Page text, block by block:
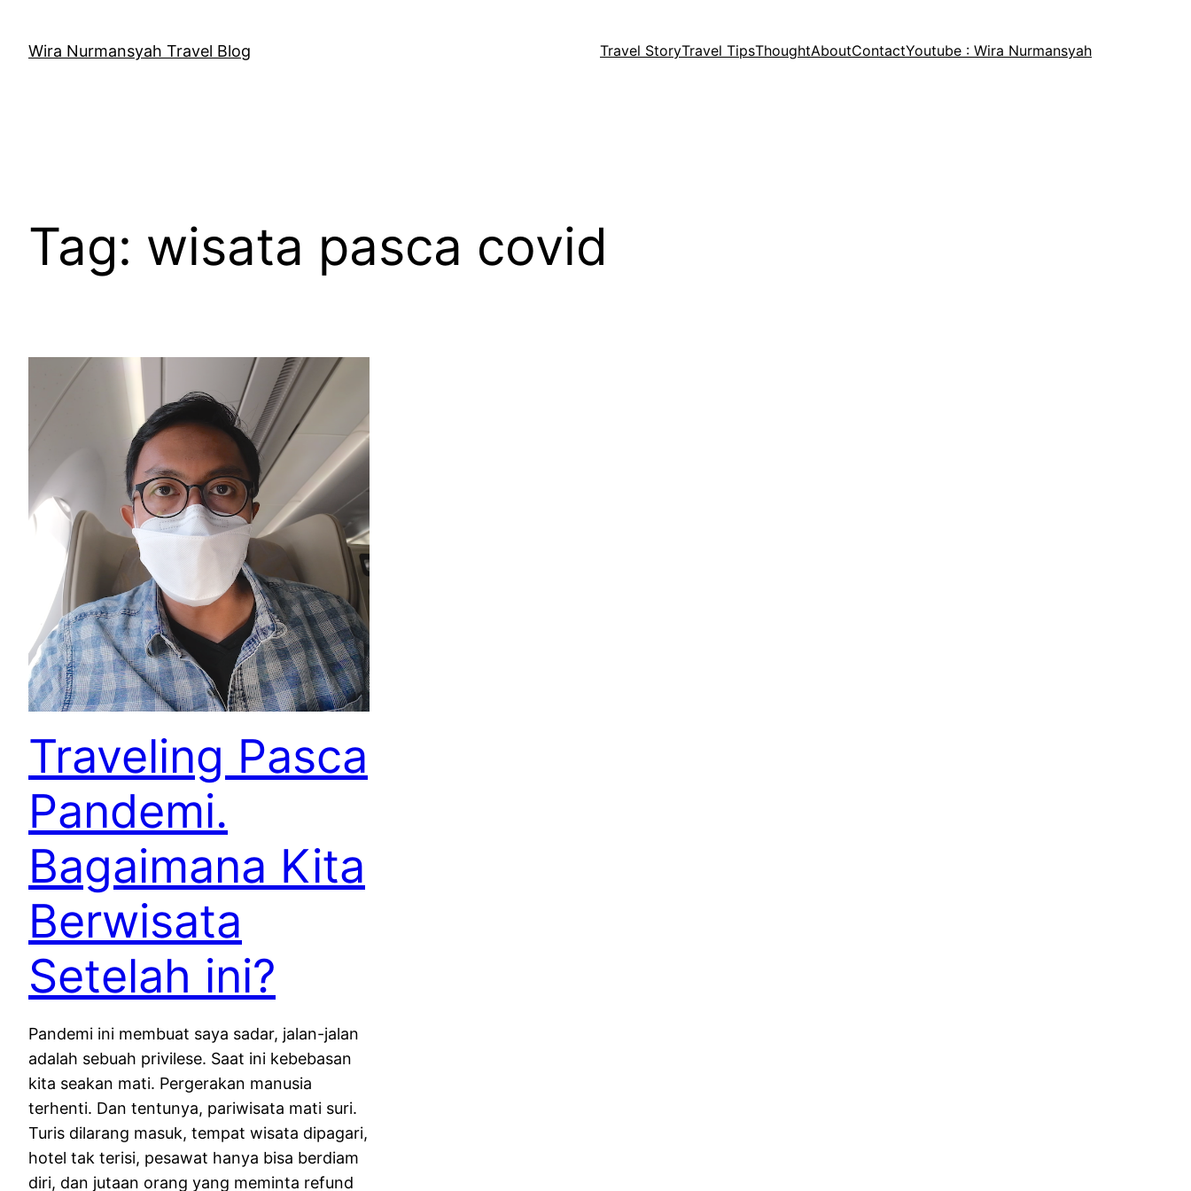
content
Wira Nurmansyah Travel Blog Travel StoryTravel TipsThoughtAboutContactYoutube : Wira Nurmansyah
Tag: wisata pasca covid
Traveling Pasca
Pandemi.
Bagaimana Kita
Berwisata
Setelah ini?
Pandemi ini membuat saya sadar, jalan-jalan
adalah sebuah privilese. Saat ini kebebasan
kita seakan mati. Pergerakan manusia
terhenti. Dan tentunya, pariwisata mati suri.
Turis dilarang masuk, tempat wisata dipagari,
hotel tak terisi, pesawat hanya bisa berdiam
diri, dan jutaan orang yang meminta refund